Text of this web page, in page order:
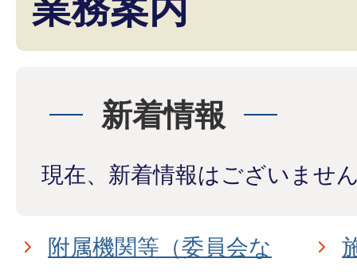
業務案内
新着情報
現在、新着情報はございませ
附属機関等（委員会な